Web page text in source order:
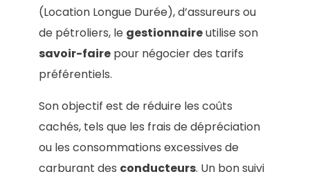
(Location Longue Durée), d’assureurs ou
de pétroliers, le gestionnaireutilise son
savoir-faire pour négocier des tarifs
préférentiels.
Son objectif est de réduire les coûts
cachés, tels que les frais de dépréciation
ou les consommations excessives de
carburant des conducteurs. Un bon suivi